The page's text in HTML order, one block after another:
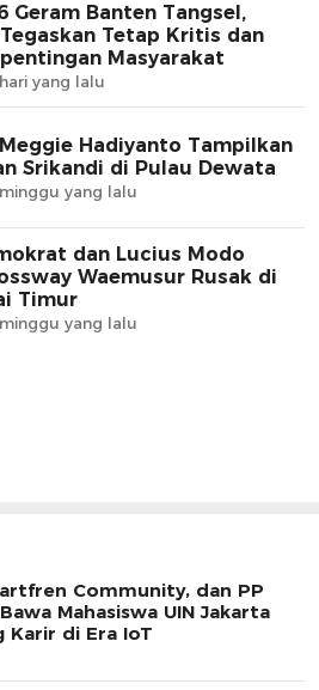
Geram Banten Tangsel,
Tetap Kritis dan
Masyarakat
yang lalu
Hadiyanto Tampilkan
Srikandi di Pulau Dewata
yang lalu
dan Lucius Modo
Waemusur Rusak di
Timur
yang lalu
Community, dan PP
Mahasiswa UIN Jakarta
Karir di Era IoT